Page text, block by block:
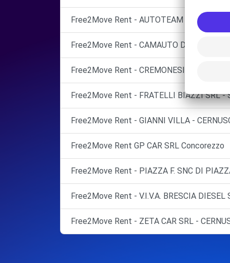
Free2Move Rent - AUTOTEAM SRL -
Free2Move Rent - CAMAUTO DUE DI
Free2Move Rent - CREMONESI LUIGI
Free2Move Rent - FRATELLI BIAZZI SRL -
Free2Move Rent - GIANNI VILLA -
Free2Move Rent GP CAR SRL Concorezzo
Free2Move Rent - PIAZZA F. SNC DI
Free2Move Rent - V.I.V.A. BRESCIA
Free2Move Rent - ZETA CAR SRL -